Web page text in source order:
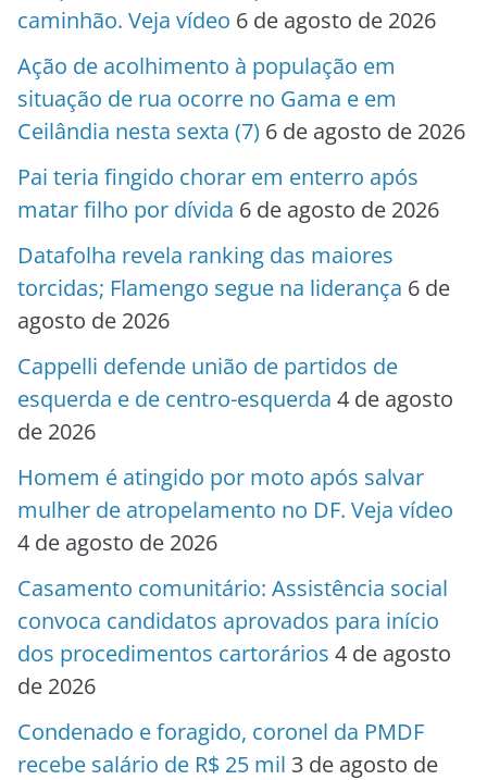
caminhão. Veja vídeo 6 de agosto de 2026
Ação de acolhimento à população em
situação de rua ocorre no Gama e em
Ceilândia nesta sexta (7) 6 de agosto de 2026
Pai teria fingido chorar em enterro após
matar filho por dívida 6 de agosto de 2026
Datafolha revela ranking das maiores
torcidas; Flamengo segue na liderança 6 de
agosto de 2026
Cappelli defende união de partidos de
esquerda e de centro-esquerda 4 de agosto
de 2026
Homem é atingido por moto após salvar
mulher de atropelamento no DF. Veja vídeo
4 de agosto de 2026
Casamento comunitário: Assistência social
convoca candidatos aprovados para início
dos procedimentos cartorários 4 de agosto
de 2026
Condenado e foragido, coronel da PMDF
recebe salário de R$ 25 mil 3 de agosto de